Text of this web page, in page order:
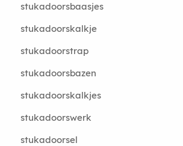
stukadoorsbaasjes
stukadoorskalkje
stukadoorstrap
stukadoorsbazen
stukadoorskalkjes
stukadoorswerk
stukadoorsel